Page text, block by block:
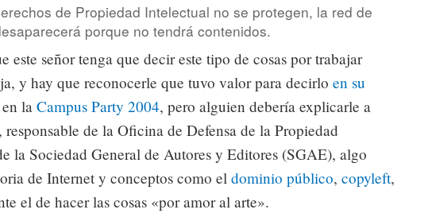
de Propiedad Intelectual no se protegen, la red de
porque no tendrá contenidos.
este señor tenga que decir este tipo de cosas por trabajar
y hay que reconocerle que tuvo valor para decirlo en su
en la Campus Party 2004, pero alguien debería explicarle a
responsable de la Oficina de Defensa de la Propiedad
la Sociedad General de Autores y Editores (SGAE), algo
de Internet y conceptos como eldominio público, copyleft,
el de hacer las cosas «por amor al arte».